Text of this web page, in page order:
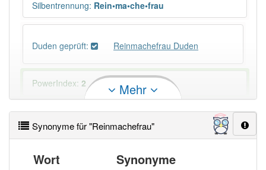
Silbentrennung: Rein•ma•che•frau
Duden geprüft: Reinmachefrau Duden
PowerIndex: 2
Häufigkeit: 2 von 10
Mehr
Synonyme für "Reinmachefrau"
Wort Synonyme